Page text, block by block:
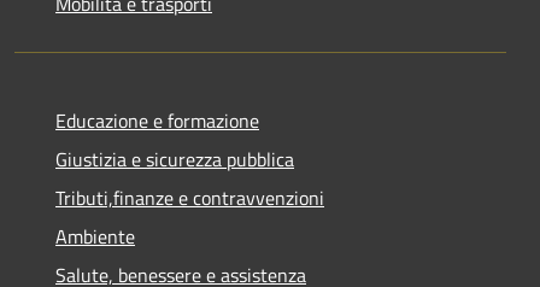
Educazione e formazione
Giustizia e sicurezza pubblica
Tributi,finanze e contravvenzioni
Ambiente
Salute, benessere e assistenza